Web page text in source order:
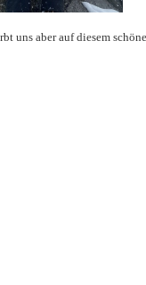
uns aber auf diesem